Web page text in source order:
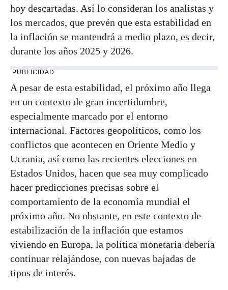
hoy descartadas. Así lo consideran los analistas y
los mercados, que prevén que esta estabilidad en
la inflación se mantendrá a medio plazo, es decir,
durante los años 2025 y 2026.
PUBLICIDAD
A pesar de esta estabilidad, el próximo año llega
en un contexto de gran incertidumbre,
especialmente marcado por el entorno
internacional. Factores geopolíticos, como los
conflictos que acontecen en Oriente Medio y
Ucrania, así como las recientes elecciones en
Estados Unidos, hacen que sea muy complicado
hacer predicciones precisas sobre el
comportamiento de la economía mundial el
próximo año. No obstante, en este contexto de
estabilización de la inflación que estamos
viviendo en Europa, la política monetaria debería
continuar relajándose, con nuevas bajadas de
tipos de interés.